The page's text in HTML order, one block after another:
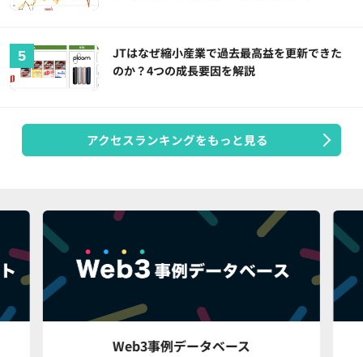
JTはなぜ縮小産業で過去最高益を更新できた
のか？4つの成長要因を解説
アクセスランキングをもっと見る
Web3事例データベース